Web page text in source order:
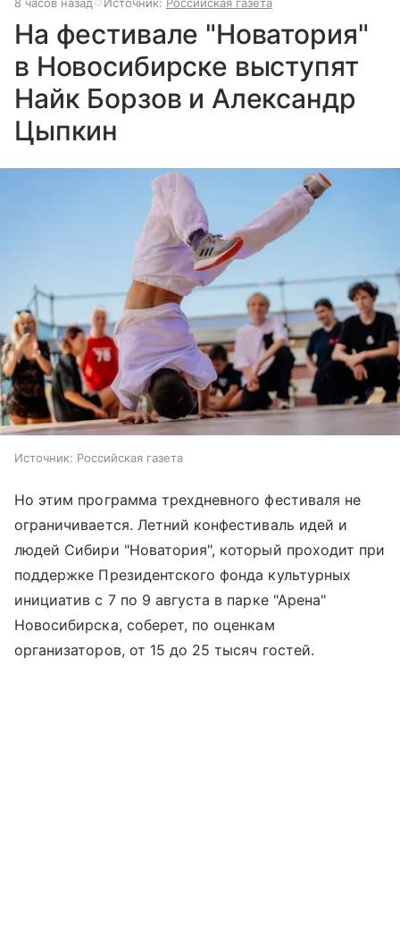
На фестивале "Новатория"
в Новосибирске выступят
Найк Борзов и Александр
Цыпкин
Источник: Российская газета
Но этим программа трехдневного фестиваля не
ограничивается. Летний конфестиваль идей и
людей Сибири "Новатория", который проходит при
поддержке Президентского фонда культурных
инициатив с 7 по 9 августа в парке "Арена"
Новосибирска, соберет, по оценкам
организаторов, от 15 до 25 тысяч гостей.